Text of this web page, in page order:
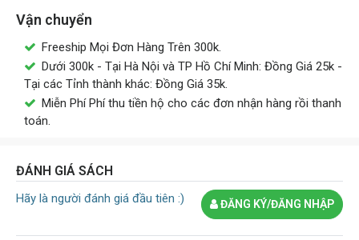
Vận chuyển
Freeship Mọi Đơn Hàng Trên 300k.
Dưới 300k - Tại Hà Nội và TP Hồ Chí Minh: Đồng Giá 25k -
Tại các Tỉnh thành khác: Đồng Giá 35k.
Miễn Phí Phí thu tiền hộ cho các đơn nhận hàng rồi thanh
toán.
ĐÁNH GIÁ SÁCH
Hãy là người đánh giá đầu tiên :) ĐĂNG KÝ/ĐĂNG NHẬP